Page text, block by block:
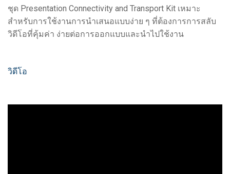
ชุด Presentation Connectivity and Transport Kit เหมาะ
สำหรับการใช้งานการนำเสนอแบบง่าย ๆ ที่ต้องการการสลับ
วิดีโอที่คุ้มค่า ง่ายต่อการออกแบบและนำไปใช้งาน
วิดีโอ